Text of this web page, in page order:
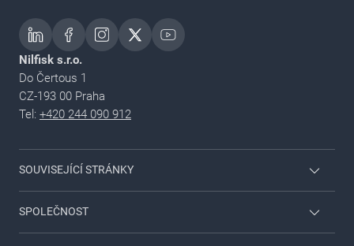
Nilfisk s.r.o.
Do Čertous 1
CZ-193 00 Praha
Tel: +420 244 090 912
SOUVISEJÍCÍ STRÁNKY
Pro domácnost & zahradu
SPOLEČNOST